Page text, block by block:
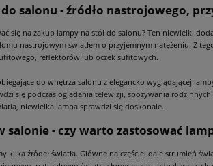
salonu - źródło nastrojowego,
się na zakup lampy na stół do salonu? Ten niewielki
nastrojowym światłem o przyjemnym natężeniu. Z
reflektorów lub oczek sufitowych.
do wnętrza salonu z elegancko wyglądającej
się podczas oglądania telewizji, spożywania
niewielka lampa sprawdzi się doskonale.
salonie - czy warto zastosować
kilka źródeł światła. Główne najczęściej daje strumień